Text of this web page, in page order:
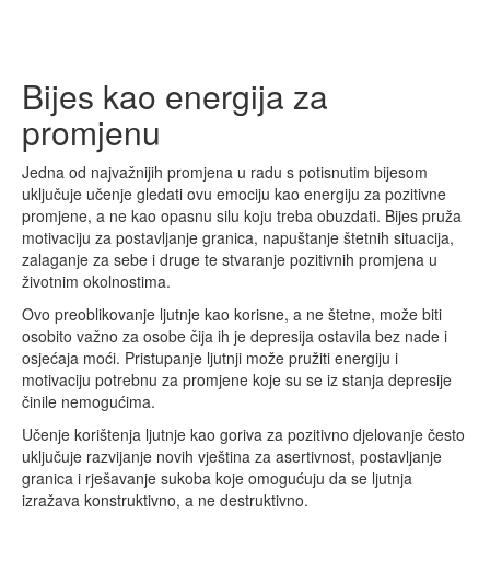
Bijes kao energija za
promjenu
Jedna od najvažnijih promjena u radu s potisnutim bijesom
uključuje učenje gledati ovu emociju kao energiju za pozitivne
promjene, a ne kao opasnu silu koju treba obuzdati. Bijes pruža
motivaciju za postavljanje granica, napuštanje štetnih situacija,
zalaganje za sebe i druge te stvaranje pozitivnih promjena u
životnim okolnostima.
Ovo preoblikovanje ljutnje kao korisne, a ne štetne, može biti
osobito važno za osobe čija ih je depresija ostavila bez nade i
osjećaja moći. Pristupanje ljutnji može pružiti energiju i
motivaciju potrebnu za promjene koje su se iz stanja depresije
činile nemogućima.
Učenje korištenja ljutnje kao goriva za pozitivno djelovanje često
uključuje razvijanje novih vještina za asertivnost, postavljanje
granica i rješavanje sukoba koje omogućuju da se ljutnja
izražava konstruktivno, a ne destruktivno.